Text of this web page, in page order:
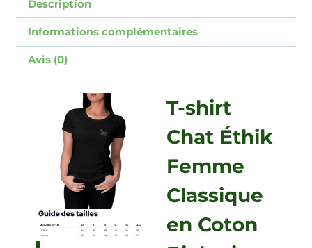
Description
Informations complémentaires
Avis (0)
T-shirt
Chat Éthik
Femme
Classique
en Coton